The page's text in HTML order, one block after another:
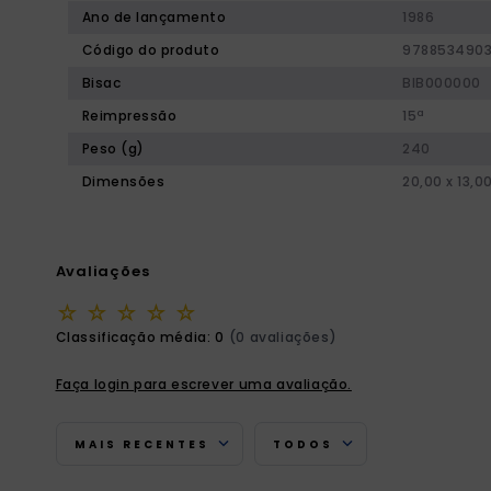
Ano de lançamento
1986
Código do produto
Bisac
BIB000000
Reimpressão
15ª
Peso (g)
240
Dimensões
20,00 x 13,00
Avaliações
☆ ☆ ☆ ☆ ☆
Classificação média: 0 (0 avaliações)
Faça login para escrever uma avaliação.
MAIS RECENTES TODOS